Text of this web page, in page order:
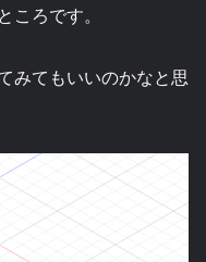
ろです。
みてもいいのかなと思